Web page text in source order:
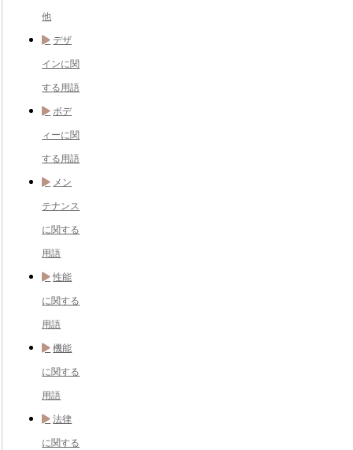
他
デザ
インに関
する用語
ボデ
ィーに関
する用語
メン
テナンス
に関する
用語
性能
に関する
用語
機能
に関する
用語
法律
に関する